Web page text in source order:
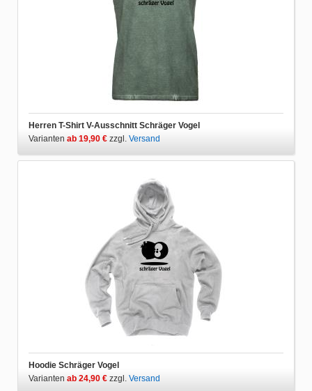
Herren T-Shirt V-Ausschnitt Schräger Vogel
Varianten ab 19,90 € zzgl. Versand
Hoodie Schräger Vogel
Varianten ab 24,90 € zzgl. Versand